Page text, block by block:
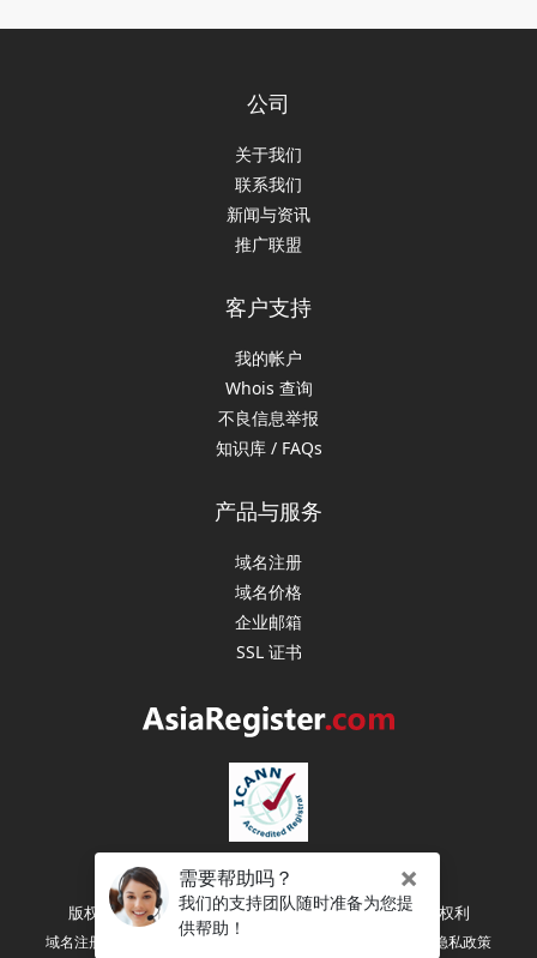
公司
关于我们
联系我们
新闻与资讯
推广联盟
客户支持
我的帐户
Whois 查询
不良信息举报
知识库 / FAQs
产品与服务
域名注册
域名价格
企业邮箱
SSL 证书
版权所有 (C) 2003-2026 亚洲注册（新加坡） 保留所有权利
域名注册协议 注册人权利和义务 隐私政策